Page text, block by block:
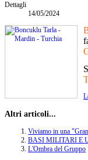
Dettagli
14/05/2024
Altri articoli...
Viviamo in una
BASI MILITARI E
L'Ombra del Gruppo